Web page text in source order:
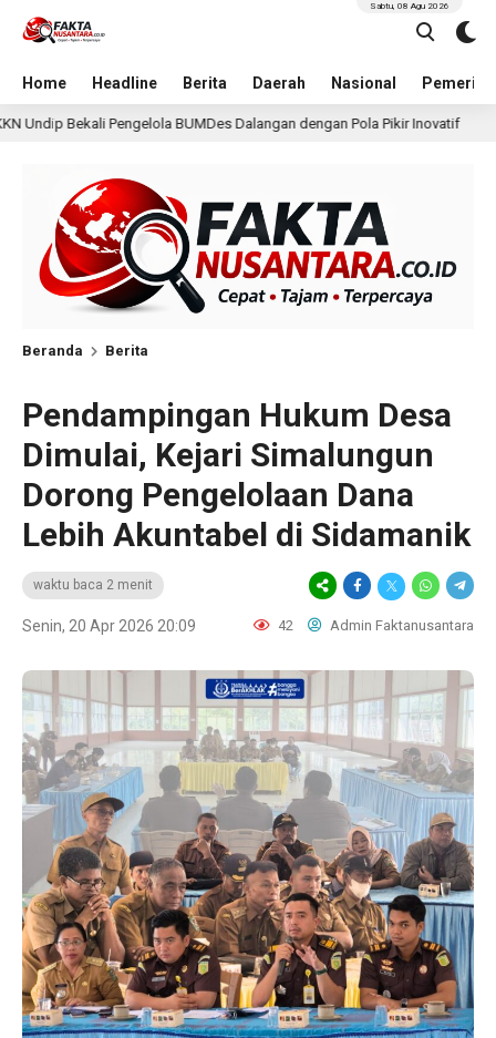
Home Headline Berita Daerah Nasional
Sabtu, 08 Agu 2026
Dalangan dengan Pola Pikir Inovatif 1 hari lalu Kepala
Beranda Berita
Pendampingan Hukum Desa
Dimulai, Kejari Simalungun
Dorong Pengelolaan Dana
Lebih Akuntabel di Sidamanik
waktu baca 2 menit
Senin, 20 Apr 2026 20:09 42 Admin Faktanusantara